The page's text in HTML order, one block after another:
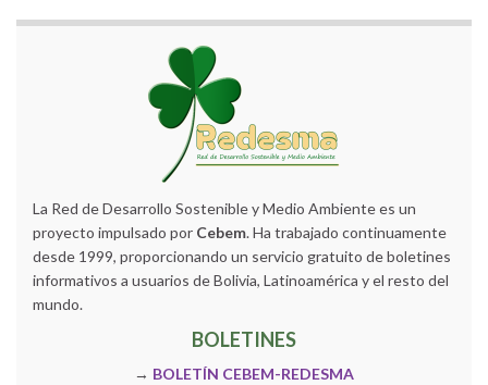
La Red de Desarrollo Sostenible y Medio Ambiente es un
proyecto impulsado por Cebem. Ha trabajado continuamente
desde 1999, proporcionando un servicio gratuito de boletines
informativos a usuarios de Bolivia, Latinoamérica y el resto del
mundo.
BOLETINES
→ BOLETÍN CEBEM-REDESMA